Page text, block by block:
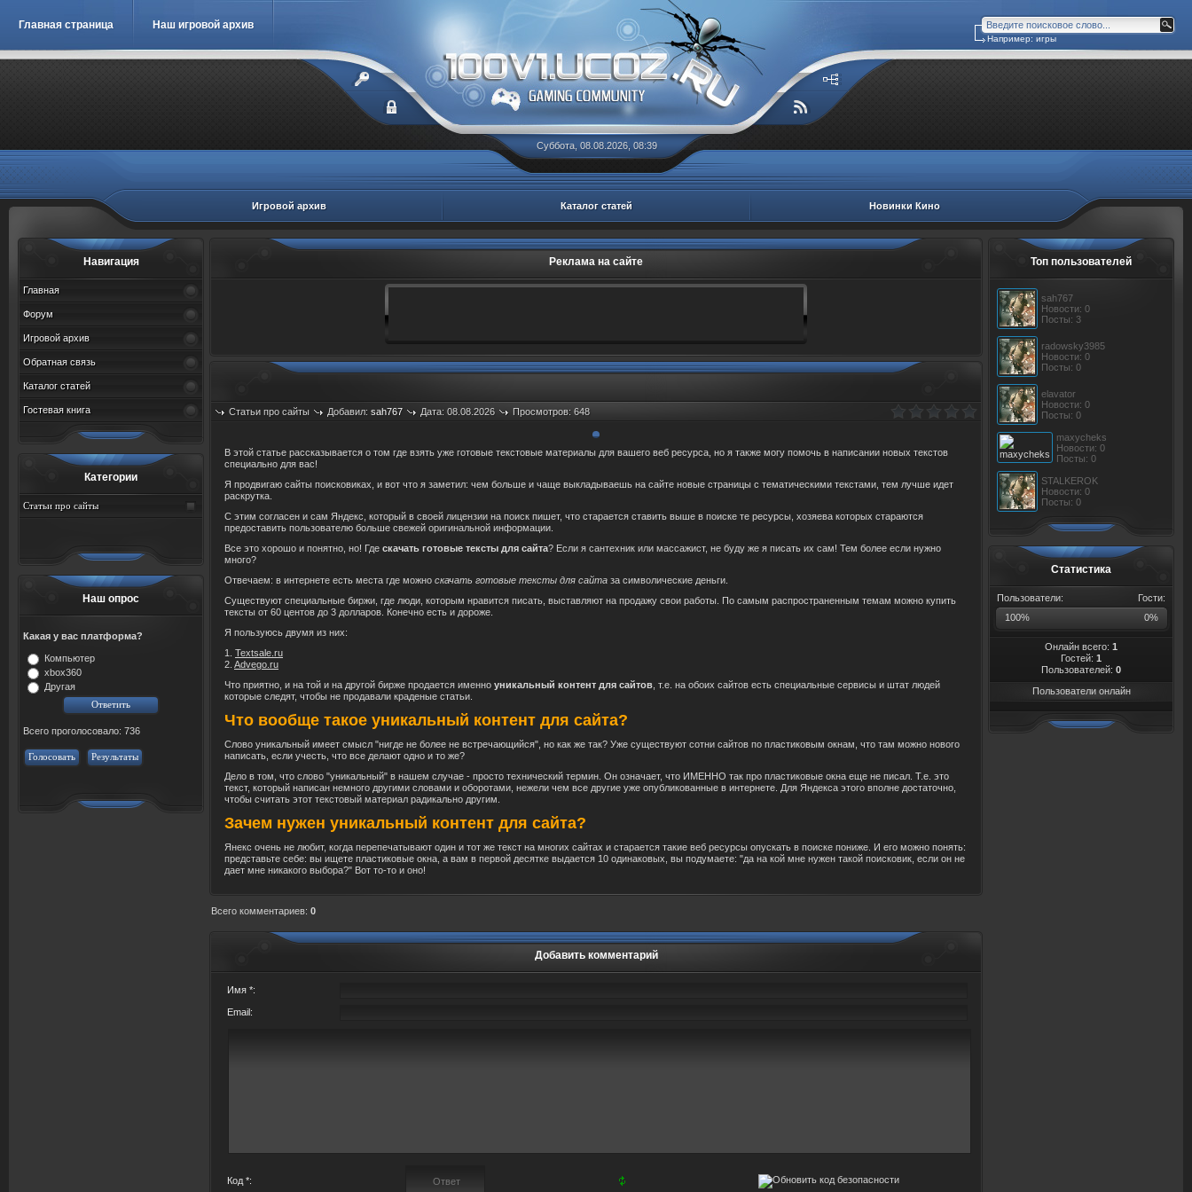
Главная страница Наш игровой архив
Например: игры
Суббота, 08.08.2026, 08:39
Игровой архив Каталог статей Новинки Кино
Навигация
Главная
Форум
Игровой архив
Обратная связь
Каталог статей
Гостевая книга
Категории
Статьи про сайты
Наш опрос
Какая у вас платформа?
Компьютер
xbox360
Другая
Всего проголосовало: 736
Голосовать Результаты
Топ пользователей
sah767
Новости: 0
Посты: 3
radowsky3985
Новости: 0
Посты: 0
elavator
Новости: 0
Посты: 0
maxycheks
Новости: 0
Посты: 0
STALKEROK
Новости: 0
Посты: 0
Статистика
Гости:
Пользователи:
100%
0%
Онлайн всего: 1
Гостей: 1
Пользователей: 0
Пользователи онлайн
Реклама на сайте
Статьи про сайты Добавил: sah767 Дата: 08.08.2026 Просмотров: 648
В этой статье рассказывается о том где взять уже готовые текстовые материалы для вашего веб ресурса, но я также могу помочь в написании новых текстов
специально для вас!
Я продвигаю сайты поисковиках, и вот что я заметил: чем больше и чаще выкладываешь на сайте новые страницы с тематическими текстами, тем лучше идет
раскрутка.
С этим согласен и сам Яндекс, который в своей лицензии на поиск пишет, что старается ставить выше в поиске те ресурсы, хозяева которых стараются
предоставить пользователю больше свежей оригинальной информации.
Все это хорошо и понятно, но! Где скачать готовые тексты для сайта? Если я сантехник или массажист, не буду же я писать их сам! Тем более если нужно
много?
Отвечаем: в интернете есть места где можно скачать готовые тексты для сайта за символические деньги.
Существуют специальные биржи, где люди, которым нравится писать, выставляют на продажу свои работы. По самым распространенным темам можно купить
тексты от 60 центов до 3 долларов. Конечно есть и дороже.
Я пользуюсь двумя из них:
1. Textsale.ru
2. Advego.ru
Что приятно, и на той и на другой бирже продается именно уникальный контент для сайтов , т.е. на обоих сайтов есть специальные сервисы и штат людей
которые следят, чтобы не продавали краденые статьи.
Что вообще такое уникальный контент для сайта?
Слово уникальный имеет смысл "нигде не более не встречающийся", но как же так? Уже существуют сотни сайтов по пластиковым окнам, что там можно нового
написать, если учесть, что все делают одно и то же?
Дело в том, что слово "уникальный" в нашем случае - просто технический термин. Он означает, что ИМЕННО так про пластиковые окна еще не писал. Т.е. это
текст, который написан немного другими словами и оборотами, нежели чем все другие уже опубликованные в интернете. Для Яндекса этого вполне достаточно,
чтобы считать этот текстовый материал радикально другим.
Зачем нужен уникальный контент для сайта?
Янекс очень не любит, когда перепечатывают один и тот же текст на многих сайтах и старается такие веб ресурсы опускать в поиске пониже. И его можно понять:
представьте себе: вы ищете пластиковые окна, а вам в первой десятке выдается 10 одинаковых, вы подумаете: "да на кой мне нужен такой поисковик, если он не
дает мне никакого выбора?" Вот то-то и оно!
Всего комментариев: 0
Добавить комментарий
Имя *:
Email:
Код *: